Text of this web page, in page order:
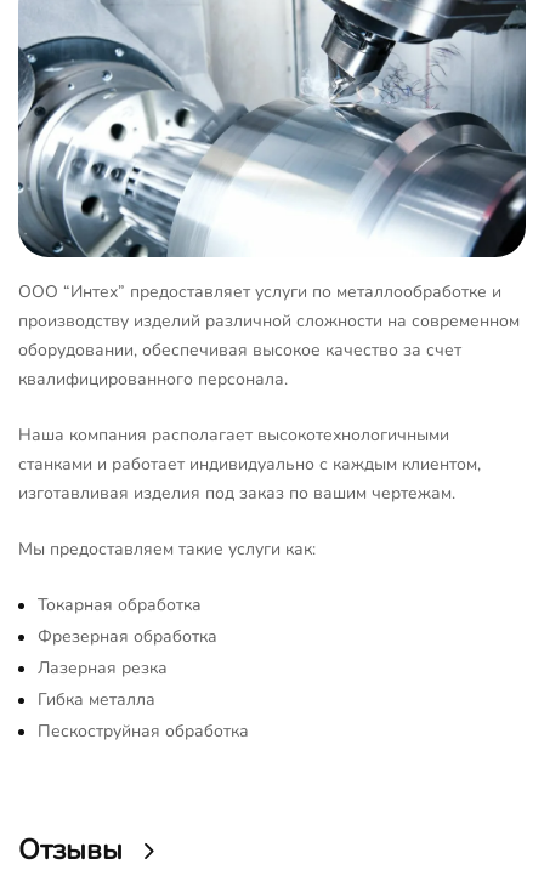
ООО “Интех” предоставляет услуги по металлообработке и
производству изделий различной сложности на современном
оборудовании, обеспечивая высокое качество за счет
квалифицированного персонала.
Наша компания располагает высокотехнологичными
станками и работает индивидуально с каждым клиентом,
изготавливая изделия под заказ по вашим чертежам.
Мы предоставляем такие услуги как:
Токарная обработка
Фрезерная обработка
Лазерная резка
Гибка металла
Пескоструйная обработка
Отзывы